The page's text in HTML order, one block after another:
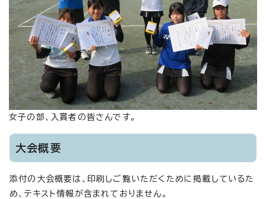
女子の部、入賞者の皆さんです。
大会概要
添付の大会概要は、印刷しご覧いただくために掲載しているた
め、テキスト情報が含まれておりません。